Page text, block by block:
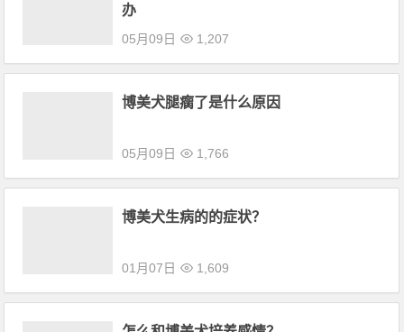
办
05月09日 1,207
博美犬腿瘸了是什么原因
05月09日 1,766
博美犬生病的的症状？
01月07日 1,609